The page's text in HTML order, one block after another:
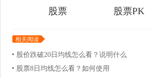
股票 股票PK
相关阅读
股价跌破20日均线怎么看？说明什么
股票8日均线怎么看？如何使用